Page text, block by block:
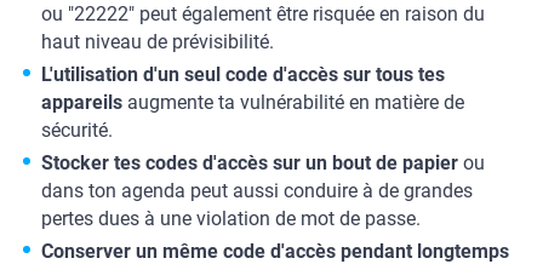
ou "22222" peut également être risquée en raison du
haut niveau de prévisibilité.
L'utilisation d'un seul code d'accès sur tous tes
appareils augmente ta vulnérabilité en matière de
sécurité.
Stocker tes codes d'accès sur un bout de papier ou
dans ton agenda peut aussi conduire à de grandes
pertes dues à une violation de mot de passe.
Conserver un même code d'accès pendant longtemps